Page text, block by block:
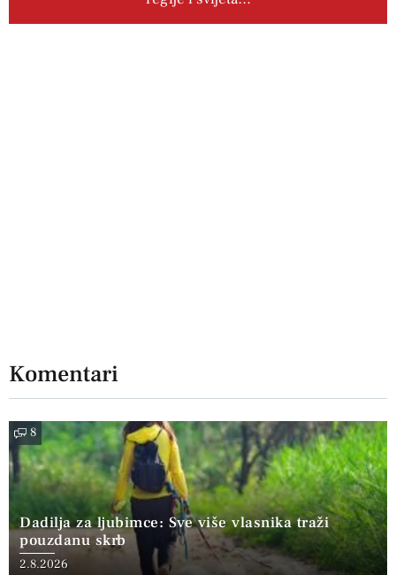
Komentari
8
Dadilja za ljubimce: Sve više vlasnika traži
pouzdanu skrb
2.8.2026